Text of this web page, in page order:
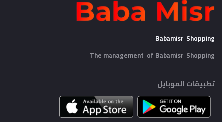
Babamisr Shopping
The management of Babamisr Shopping
تطبيقات الموبايل